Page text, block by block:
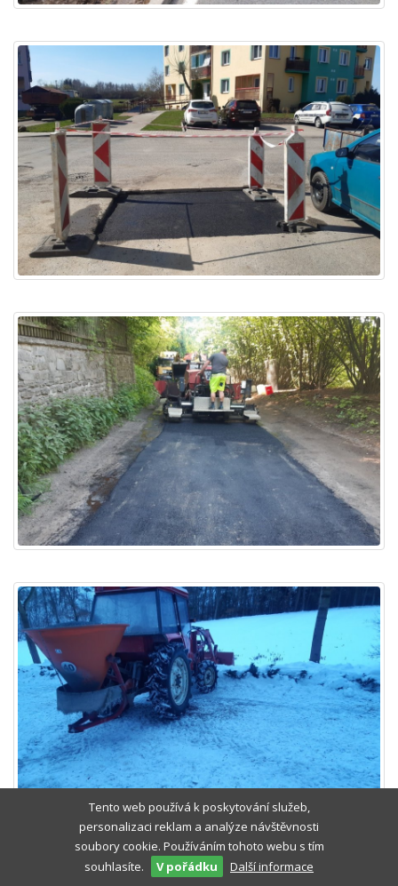
Tento web používá k poskytování služeb,
personalizaci reklam a analýze návštěvnosti
soubory cookie. Používáním tohoto webu s tím
souhlasíte.
Další informace